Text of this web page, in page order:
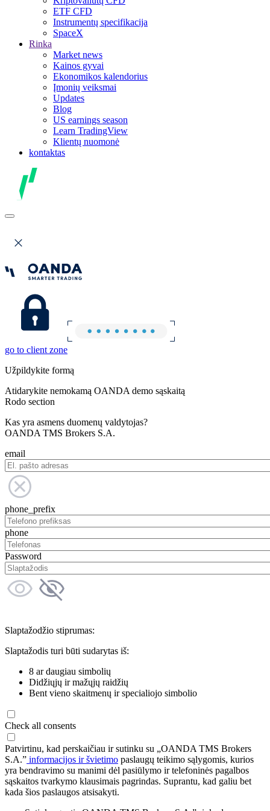
ETF CFD
Instrumentų specifikacija
SpaceX
Rinka
Market news
Kainos gyvai
Ekonomikos kalendorius
Įmonių veiksmai
Updates
Blog
US earnings season
Learn TradingView
Klientų nuomonė
kontaktas
go to client zone
Užpildykite formą
Atidarykite nemokamą OANDA demo sąskaitą
Rodo section
Kas yra asmens duomenų valdytojas?
OANDA TMS Brokers S.A.
email
phone_prefix
phone
Password
Slaptažodžio stiprumas:
Slaptažodis turi būti sudarytas iš:
8 ar daugiau simbolių
Didžiųjų ir mažųjų raidžių
Bent vieno skaitmenų ir specialiojo simbolio
Check all consents
Patvirtinu, kad perskaičiau ir sutinku su „OANDA TMS Brokers
S.A.” informacijos ir švietimo paslaugų teikimo sąlygomis, kurios
yra bendravimo su manimi dėl pasiūlymo ir telefoninės pagalbos
sąskaitos tvarkymo klausimais pagrindas. Suprantu, kad galiu bet
kada šios paslaugos atsisakyti.